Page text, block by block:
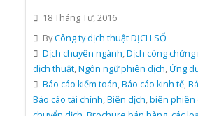
18 Tháng Tư, 2016
ByCông ty dịch thuật DỊCH SỐ
Dịch chuyên ngành,Dịch công chứng
dịch thuật,Ngôn ngữ phiên dịch, Ứng
Báo cáo kiểm toán,Báo cáo kinh tế,
Báo cáo tài chính,Biên dịch,biên phiên